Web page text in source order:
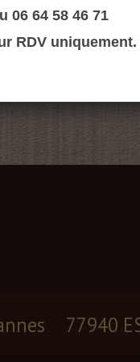
77940
06 64 58 46 71
RDV uniquement.